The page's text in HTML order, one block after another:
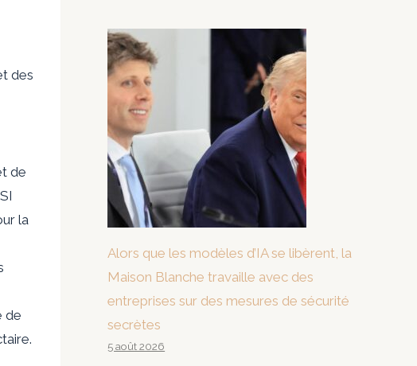
des
de
la
de
Alors que les modèles d’IA se libèrent, la
Maison Blanche travaille avec des
entreprises sur des mesures de sécurité
secrètes
5 août 2026